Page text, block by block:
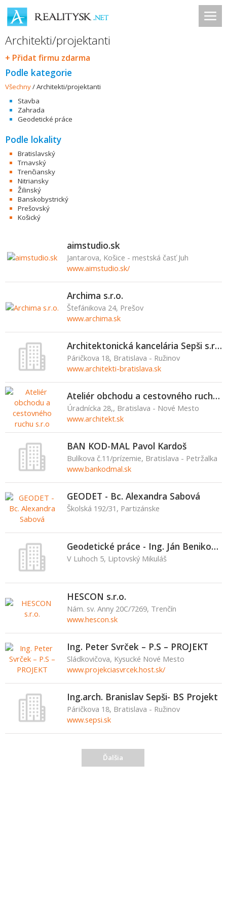
Architekti/projektanti
+ Přidat firmu zdarma
Podle kategorie
Všechny/Architekti/projektanti
Stavba
Zahrada
Geodetické práce
Podle lokality
Bratislavský
Trnavský
Trenčiansky
Nitriansky
Žilinský
Banskobystrický
Prešovský
Košický
aimstudio.sk
Jantarova, Košice - mestská časť Juh
www.aimstudio.sk/
Archima s.r.o.
Štefánikova 24, Prešov
www.archima.sk
Architektonická kancelária Sepši s.r.o.
Páričkova 18, Bratislava - Ružinov
www.architekti-bratislava.sk
Ateliér obchodu a cestovného ruchu s.r.o
Úradnícka 28,, Bratislava - Nové Mesto
www.architekt.sk
BAN KOD-MAL Pavol Kardoš
Bulíkova č.11/prízemie, Bratislava - Petržalka
www.bankodmal.sk
GEODET - Bc. Alexandra Sabová
Školská 192/31, Partizánske
Geodetické práce - Ing. Ján Benikovský
V Luhoch 5, Liptovský Mikuláš
HESCON s.r.o.
Nám. sv. Anny 20C/7269, Trenčín
www.hescon.sk
Ing. Peter Svrček – P.S – PROJEKT
Sládkovičova, Kysucké Nové Mesto
www.projekciasvrcek.host.sk/
Ing.arch. Branislav Sepši- BS Projekt
Páričkova 18, Bratislava - Ružinov
www.sepsi.sk
Ďalšia